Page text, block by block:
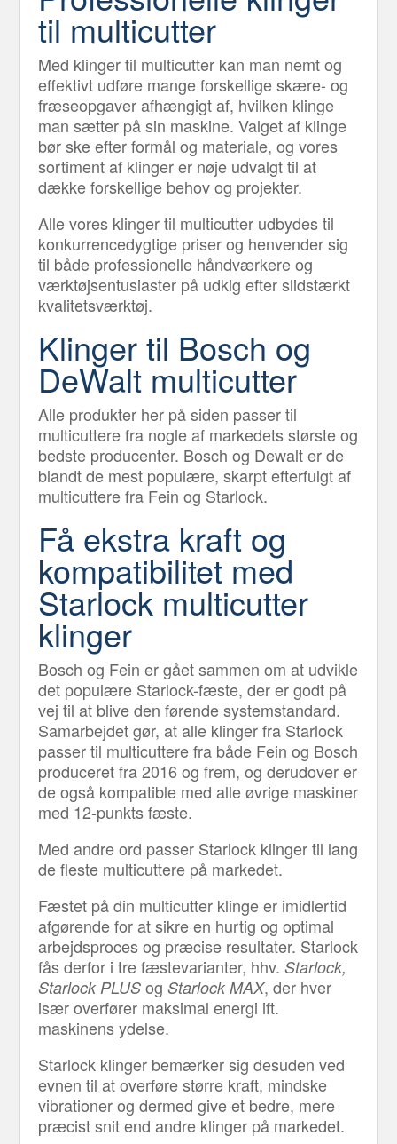
til multicutter
Med klinger til multicutter kan man nemt og
effektivt udføre mange forskellige skære- og
fræseopgaver afhængigt af, hvilken klinge
man sætter på sin maskine. Valget af klinge
bør ske efter formål og materiale, og vores
sortiment af klinger er nøje udvalgt til at
dække forskellige behov og projekter.
Alle vores klinger til multicutter udbydes til
konkurrencedygtige priser og henvender sig
til både professionelle håndværkere og
værktøjsentusiaster på udkig efter slidstærkt
kvalitetsværktøj.
Klinger til Bosch og
DeWalt multicutter
Alle produkter her på siden passer til
multicuttere fra nogle af markedets største og
bedste producenter. Bosch og Dewalt er de
blandt de mest populære, skarpt efterfulgt af
multicuttere fra Fein og Starlock.
Få ekstra kraft og
kompatibilitet med
Starlock multicutter
klinger
Bosch og Fein er gået sammen om at udvikle
det populære Starlock-fæste, der er godt på
vej til at blive den førende systemstandard.
Samarbejdet gør, at alle klinger fra Starlock
passer til multicuttere fra både Fein og Bosch
produceret fra 2016 og frem, og derudover er
de også kompatible med alle øvrige maskiner
med 12-punkts fæste.
Med andre ord passer Starlock klinger til lang
de fleste multicuttere på markedet.
Fæstet på din multicutter klinge er imidlertid
afgørende for at sikre en hurtig og optimal
arbejdsproces og præcise resultater. Starlock
fås derfor i tre fæstevarianter, hhv.Starlock,
Starlock PLUSogStarlock MAX, der hver
især overfører maksimal energi ift.
maskinens ydelse.
Starlock klinger bemærker sig desuden ved
evnen til at overføre større kraft, mindske
vibrationer og dermed give et bedre, mere
præcist snit end andre klinger på markedet.